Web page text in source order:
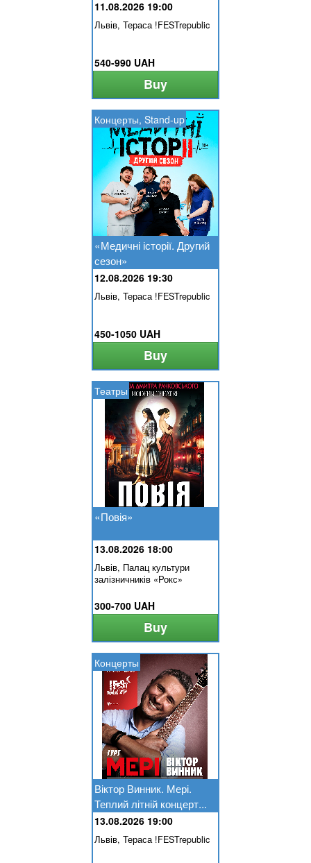
11.08.2026 19:00
Львів, Тераса !FESTrepublic
540-990 UAH
Buy
Концерты, Stand-up
«Медичні історії. Другий
сезон»
12.08.2026 19:30
Львів, Тераса !FESTrepublic
450-1050 UAH
Buy
Театры
«Повія»
13.08.2026 18:00
Львів, Палац культури
залізничників «Рокс»
300-700 UAH
Buy
Концерты
Віктор Винник. Мері.
Теплий літній концерт...
13.08.2026 19:00
Львів, Тераса !FESTrepublic